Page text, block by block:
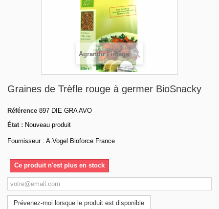
Agrandir l'image
Graines de Trèfle rouge à germer BioSnacky
Référence 897 DIE GRA AVO
État : Nouveau produit
Fournisseur : A.Vogel Bioforce France
Ce produit n'est plus en stock
Prévenez-moi lorsque le produit est disponible